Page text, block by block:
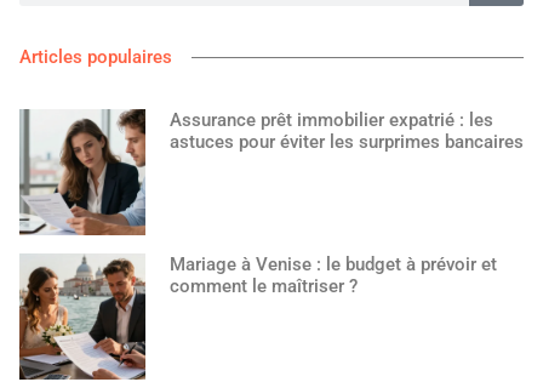
Articles populaires
Assurance prêt immobilier expatrié : les
astuces pour éviter les surprimes bancaires
Mariage à Venise : le budget à prévoir et
comment le maîtriser ?